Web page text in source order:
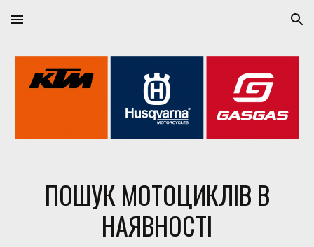
Skip to main content Skip to navigation
ПОШУК МОТОЦИКЛІВ В
НАЯВНОСТІ